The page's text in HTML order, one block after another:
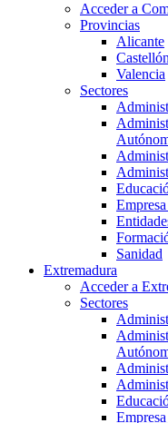
Acceder a
Provincias
Alicante
Castellón
Valencia
Sectores
Sanidad
Extremadura
Acceder a
Sectores